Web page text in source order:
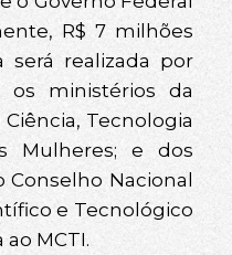
R$ 7 milhões
será realizada por
ministérios da
Ciência, Tecnologia
Mulheres; e dos
Conselho Nacional
e Tecnológico
MCTI.